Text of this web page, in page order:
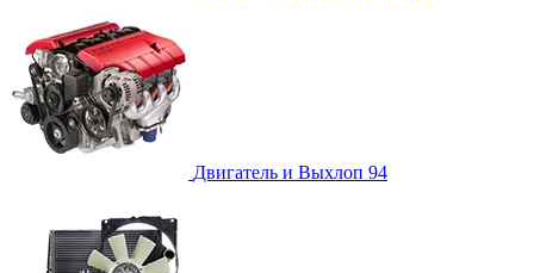
Двигатель и Выхлоп 94